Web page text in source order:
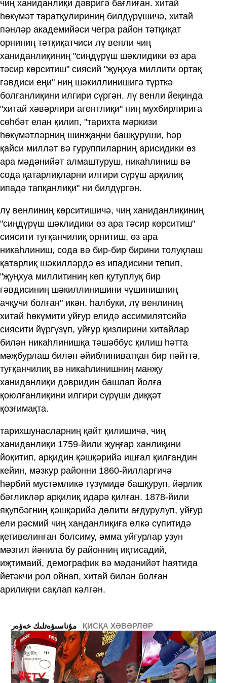
чиң ханиданлиқи дәвригә бағлиған. хитай
һөкүмәт таратқулириниң билдүрүшичә, хитай
пәнләр академийәси чегра район тәтқиқат
орниниң тәтқиқатчиси лү венли чиң
ханиданлиқиниң "сиңдүрүш шәклидики өз ара
тәсир көрситиш" сиясий "җуңхуа миллити ортақ
гәвдиси еңи" ниң шәкиллинишигә түрткә
болғанлиқини илгири сүргән. лү венли йеқинда
"хитай хәвәрлири агентлиқи" ниң мухбирлириға
сөһбәт елан қилип, "тарихта мәркизи
һөкүмәтләрниң шинҗаңни башқуруши, һәр
қайси милләт вә гуруппиларниң арисидики өз
ара мәдәнийәт алмаштуруш, никаһлиниш вә
сода қатарлиқларни илгири сүрүш арқилиқ
ипадә тапқанлиқи" ни билдүргән.
лү венлиниң көрситишичә, чиң ханиданлиқиниң
"сиңдүрүш шәклидики өз ара тәсир көрситиш"
сиясити туғқанчилиқ орнитиш, өз ара
никаһлиниш, сода вә бир-бир бирини толуқлаш
қатарлиқ шәкилләрдә өз ипадисини тепип,
"җуңхуа миллитиниң көп қутуплуқ бир
гәвдисиниң шәкиллинишини чүшинишниң
ачқучи болған" икән. һалбуки, лү венлиниң
хитай һөкүмити уйғур елидә ассимилятсийә
сиясити йүргүзүп, уйғур қизлирини хитайлар
билән никаһлинишқа тәшәббус қилиш һәтта
мәҗбурлаш билән әйиблиниватқан бир пәйттә,
туғқанчилиқ вә никаһлинишниң манҗу
ханиданлиқи дәвридин башлап йолға
қоюлғанлиқини илгири сүрүши диққәт
қозғимақта.
тарихшунасларниң қәйт қилишичә, чиң
ханиданлиқи 1759-йили җуңғар ханлиқини
йоқитип, арқидин қәшқәрийә ишғал қилғандин
кейин, мәзкур районни 1860-йилларғичә
һәрбий мустәмликә түзүмидә башқуруп, йәрлик
бәгликләр арқилиқ идарә қилған. 1878-йили
яқупбәгниң қәшқәрийә дөлити ағдурулуп, уйғур
ели рәсмий чиң ханданлиқиға өлкә сүпитидә
қетивелинған болсиму, әмма уйғурлар узун
мәзгил йәнила бу районниң иқтисадий,
иҗтимаий, демографик вә мәдәнийәт һаятида
йетәкчи рол ойнап, хитай билән болған
арилиқни сақлап кәлгән.
ҚИСҚА ХӘВӘРЛӘР